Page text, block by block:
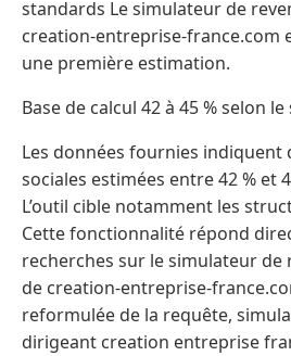
standards Le simulateur de
creation-entreprise-france.com
une première estimation.
Base de calcul 42 à 45 % selon
Les données fournies indiquent
sociales estimées entre 42 % et
L’outil cible notamment les
Cette fonctionnalité répond
recherches sur le simulateur
de creation-entreprise-
reformulée de la requête,
dirigeant creation entreprise